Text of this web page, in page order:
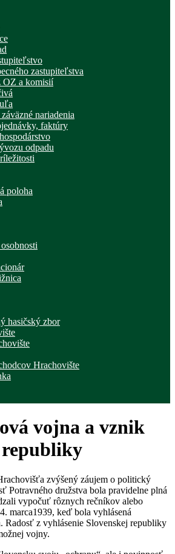
zastupiteľstva
OZ a komisií
nariadenia
faktúry
odpadu
poloha
hasičský zbor
Hrachovište
vojna a vznik
republiky
zvýšený záujem o politický
Potravného družstva bola pravidelne plná
vypočuť rôznych rečníkov alebo
marca1939, keď bola vyhlásená
Radosť z vyhlásenie Slovenskej republiky
vojny.